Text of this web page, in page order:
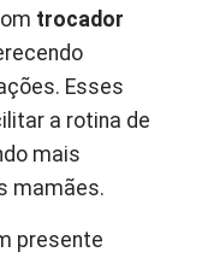
trocador
Esses
a rotina de
mais
mamães.
presente